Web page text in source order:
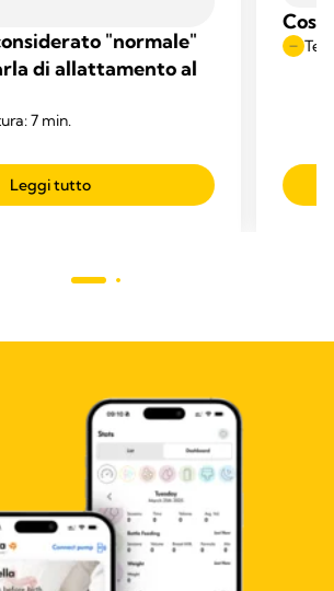
"normale"
di allattamento al
7 min.
Leggi tutto